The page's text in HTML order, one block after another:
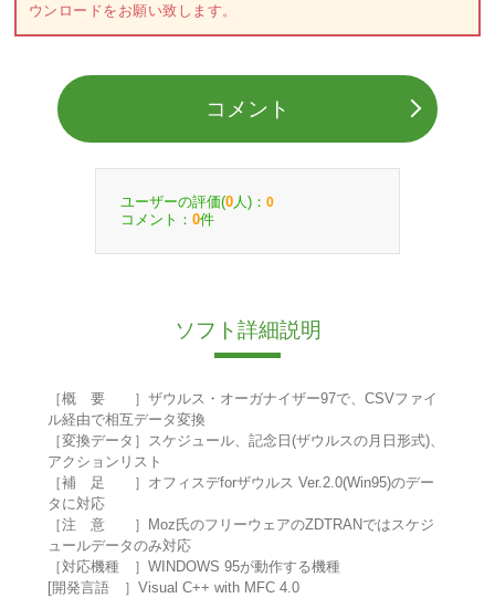
ウンロードをお願い致します。
コメント
ユーザーの評価(0 人)： 0
コメント： 0件
ソフト詳細説明
［概 要 ］ザウルス・オーガナイザー97で、CSVファイ
ル経由で相互データ変換
［変換データ］スケジュール、記念日(ザウルスの月日形式)、
アクションリスト
［補 足 ］オフィスデforザウルス Ver.2.0(Win95)のデー
タに対応
［注 意 ］Moz氏のフリーウェアのZDTRANではスケジ
ュールデータのみ対応
［対応機種 ］WINDOWS 95が動作する機種
[開発言語 ］Visual C++ with MFC 4.0